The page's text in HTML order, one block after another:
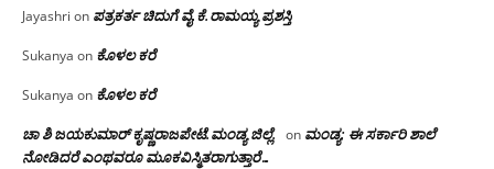
Jayashri on ಪತ್ರಕರ್ತ ಚಿದುಗೆ ವೈ.ಕೆ.ರಾಮಯ್ಯ ಪ್ರಶಸ್ತಿ
Sukanya on ಕೊಳಲ ಕರೆ
Sukanya on ಕೊಳಲ ಕರೆ
ಚಾ ಶಿ ಜಯಕುಮಾರ್ ಕೃಷ್ಣರಾಜಪೇಟೆ.ಮಂಡ್ಯ ಜಿಲ್ಲೆ. on ಮಂಡ್ಯ: ಈ ಸರ್ಕಾರಿ ಶಾಲೆ
ನೋಡಿದರೆ ಎಂಥವರೂ ಮೂಕವಿಸ್ಮಿತರಾಗುತ್ತಾರೆ…